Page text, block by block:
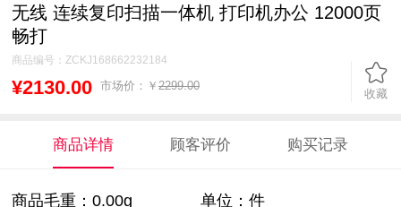
无线 连续复印扫描一体机 打印机办公 12000页
畅打
商品编号：ZCKJ168662232184
¥2130.00 市场价：￥ 2299.00
收藏
商品详情 顾客评价 购买记录
商品毛重： 0.00g 单位：件